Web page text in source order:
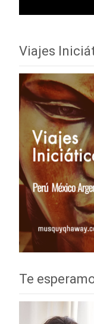
Viajes
Te